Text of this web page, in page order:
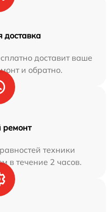
доставка
доставит ваше
и обратно.
техники
в течение 2 часов.